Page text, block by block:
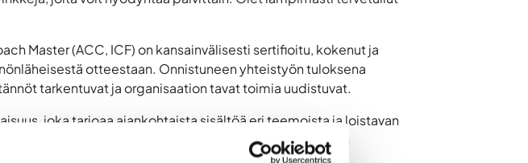
Master (ACC, ICF) on kansainvälisesti sertifioitu, kokenut ja
otteestaan. Onnistuneen yhteistyön tuloksena
tarkentuvat ja organisaation tavat toimia uudistuvat.
joka tarjoaa ajankohtaista sisältöä eri teemoista ja loistavan
et pääsekään osallistumaan tapahtumaan, peruutathan